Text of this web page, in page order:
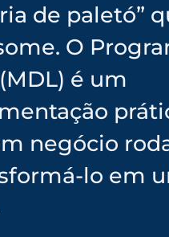
de paletó”
O
é um
negócio
lo em